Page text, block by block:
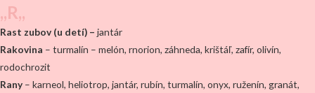
,,R,,
Rast zubov (u detí) – jantár
Rakovina – turmalín – melón, rnorion, záhneda, krištáľ, zafír, olivín,
rodochrozit
Rany – karneol, heliotrop, jantár, rubín, turmalín, onyx, ruženín, granát,